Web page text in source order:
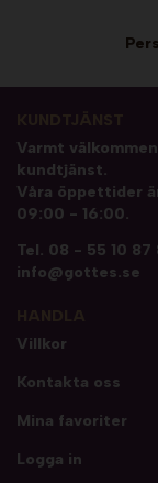
Varmt
kundtjänst.
Våra öppettider
09:00 - 16:00.
Tel. 08 - 55 10 87
info@gottes.se
Villkor
Kontakta oss
Mina favoriter
Logga in